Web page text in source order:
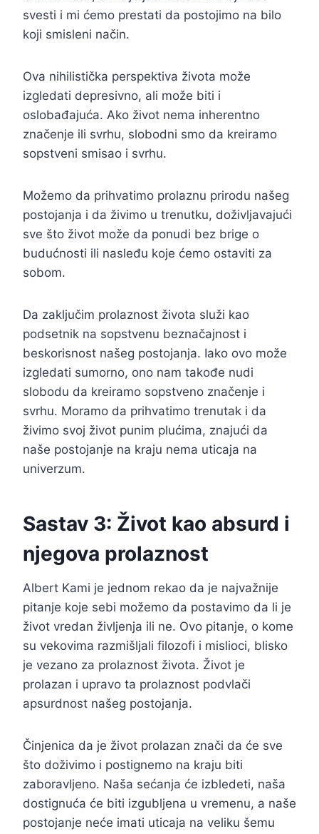
svesti i mi ćemo prestati da postojimo na bilo
koji smisleni način.
Ova nihilistička perspektiva života može
izgledati depresivno, ali može biti i
oslobađajuća. Ako život nema inherentno
značenje ili svrhu, slobodni smo da kreiramo
sopstveni smisao i svrhu.
Možemo da prihvatimo prolaznu prirodu našeg
postojanja i da živimo u trenutku, doživljavajući
sve što život može da ponudi bez brige o
budućnosti ili nasleđu koje ćemo ostaviti za
sobom.
Da zaključim prolaznost života služi kao
podsetnik na sopstvenu beznačajnost i
beskorisnost našeg postojanja. Iako ovo može
izgledati sumorno, ono nam takođe nudi
slobodu da kreiramo sopstveno značenje i
svrhu. Moramo da prihvatimo trenutak i da
živimo svoj život punim plućima, znajući da
naše postojanje na kraju nema uticaja na
univerzum.
Sastav 3: Život kao absurd i
njegova prolaznost
Albert Kami je jednom rekao da je najvažnije
pitanje koje sebi možemo da postavimo da li je
život vredan življenja ili ne. Ovo pitanje, o kome
su vekovima razmišljali filozofi i mislioci, blisko
je vezano za prolaznost života. Život je
prolazan i upravo ta prolaznost podvlači
apsurdnost našeg postojanja.
Činjenica da je život prolazan znači da će sve
što doživimo i postignemo na kraju biti
zaboravljeno. Naša sećanja će izbledeti, naša
dostignuća će biti izgubljena u vremenu, a naše
postojanje neće imati uticaja na veliku šemu